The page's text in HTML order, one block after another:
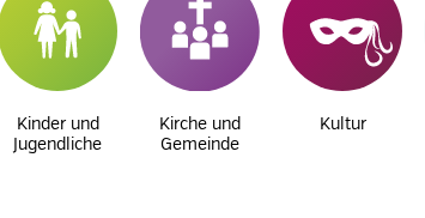
Kinder und
Jugendliche
Kirche und
Gemeinde
Kultur